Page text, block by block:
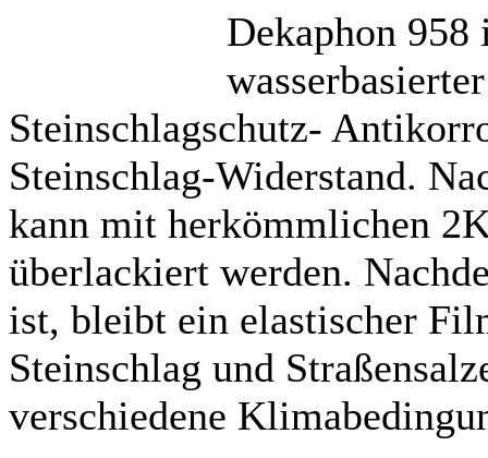
Dekaphon
Steinschlagschutz-
Steinschlag-Widerstand.
kann mit herkömmlichen
überlackiert werden.
ist, bleibt ein elastischer
Steinschlag und
verschiedene